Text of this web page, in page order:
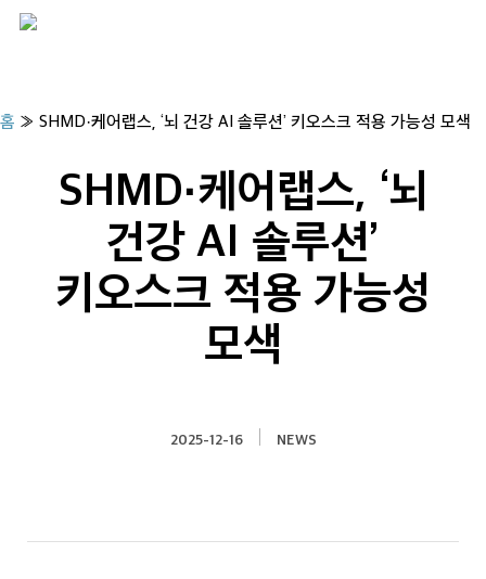
Skip
홈 » SHMD·케어랩스, ‘뇌 건강 AI 솔루션’ 키오스크 적용 가능성 모색
SHMD·케어랩스, ‘뇌
건강 AI 솔루션’
키오스크 적용 가능성
모색
2025-12-16 NEWS